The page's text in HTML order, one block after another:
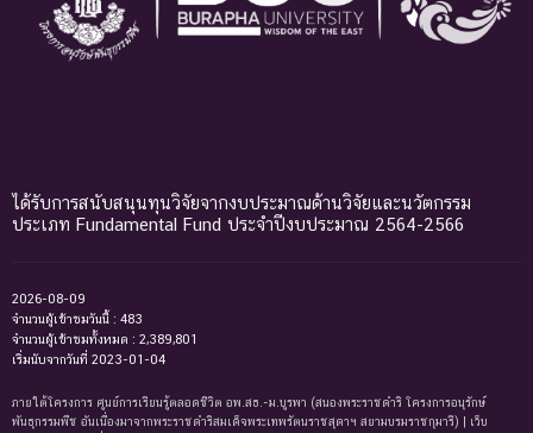
ได้รับการสนับสนุนทุนวิจัยจากงบประมาณด้านวิจัยและนวัตกรรม
ประเภท Fundamental Fund ประจำปีงบประมาณ 2564-2566
2026-08-09
จำนวนผู้เข้าชมวันนี้ : 483
จำนวนผู้เข้าชมทั้งหมด : 2,389,801
เริ่มนับจากวันที่ 2023-01-04
ภายใต้โครงการ ศูนย์การเรียนรู้ตลอดชีวิต อพ.สธ.-ม.บูรพา (สนองพระราชดำริ โครงการอนุรักษ์
พันธุกรรมพืช อันเนื่องมาจากพระราชดำริสมเด็จพระเทพรัตนราชสุดาฯ สยามบรมราชกุมารี) | เว็บ